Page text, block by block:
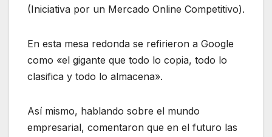
(Iniciativa por un Mercado Online Competitivo).
En esta mesa redonda se refirieron a Google
como «el gigante que todo lo copia, todo lo
clasifica y todo lo almacena».
Así mismo, hablando sobre el mundo
empresarial, comentaron que en el futuro las